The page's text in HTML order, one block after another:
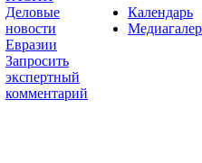
Деловые
новости
Евразии
Запросить
экспертный
комментарий
Календарь